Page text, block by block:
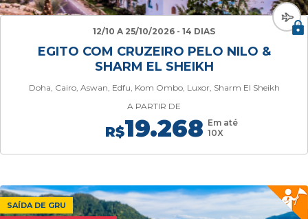
12/10 A 25/10/2026 - 14 DIAS
EGITO COM CRUZEIRO PELO NILO &
SHARM EL SHEIKH
Doha, Cairo, Aswan, Edfu, Kom Ombo, Luxor, Sharm El Sheikh
A PARTIR DE
R$19.268 Em até
10X
SAÍDA DE GRU